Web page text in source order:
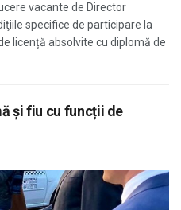
vacante de Director
specifice de participare la
licență absolvite cu diplomă de
și fiu cu funcții de